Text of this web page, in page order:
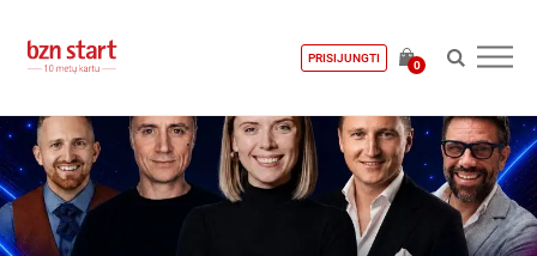
PRISIJUNGTI
0